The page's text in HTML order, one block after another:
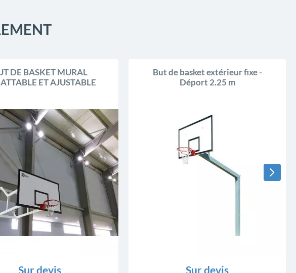
DE BASKET MURAL
ET AJUSTABLE
Sur devis
But de basket extérieur fixe -
Déport 2.25 m
Sur devis